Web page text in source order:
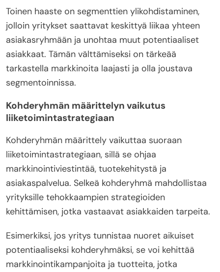
Toinen haaste on segmenttien ylikohdistaminen,
jolloin yritykset saattavat keskittyä liikaa yhteen
asiakasryhmään ja unohtaa muut potentiaaliset
asiakkaat. Tämän välttämiseksi on tärkeää
tarkastella markkinoita laajasti ja olla joustava
segmentoinnissa.
Kohderyhmän määrittelyn vaikutus
liiketoimintastrategiaan
Kohderyhmän määrittely vaikuttaa suoraan
liiketoimintastrategiaan, sillä se ohjaa
markkinointiviestintää, tuotekehitystä ja
asiakaspalvelua. Selkeä kohderyhmä mahdollistaa
yrityksille tehokkaampien strategioiden
kehittämisen, jotka vastaavat asiakkaiden tarpeita.
Esimerkiksi, jos yritys tunnistaa nuoret aikuiset
potentiaaliseksi kohderyhmäksi, se voi kehittää
markkinointikampanjoita ja tuotteita, jotka